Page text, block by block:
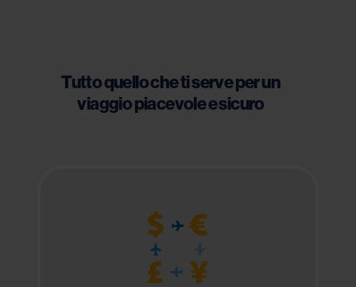
Tutto quello che ti serve per un
viaggio piacevole e sicuro